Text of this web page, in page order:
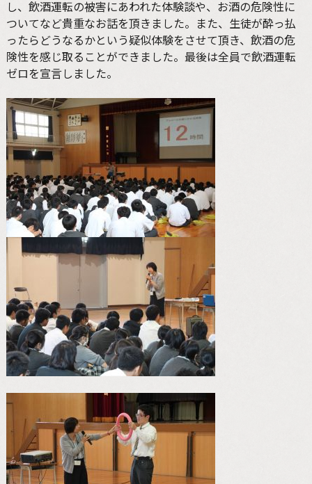
し、飲酒運転の被害にあわれた体験談や、お酒の危険性に
ついてなど貴重なお話を頂きました。また、生徒が酔っ払
ったらどうなるかという疑似体験をさせて頂き、飲酒の危
険性を感じ取ることができました。最後は全員で飲酒運転
ゼロを宣言しました。